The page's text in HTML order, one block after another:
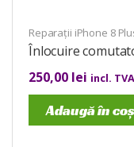
Reparații iPhone 8
Înlocuire
250,00 lei incl. TVA
Adaugă în coș